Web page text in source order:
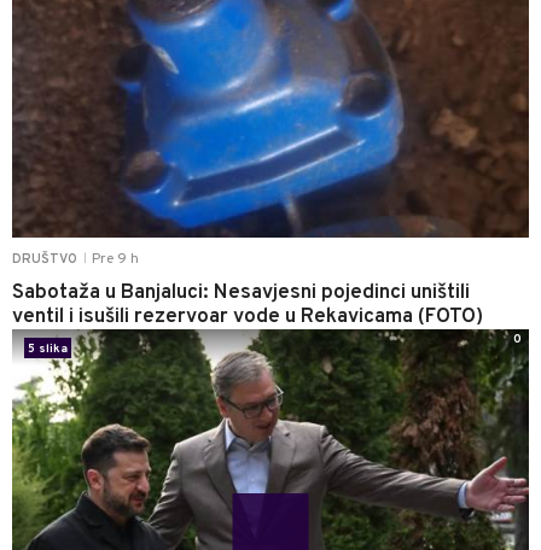
DRUŠTVO Pre 9 h
Sabotaža u Banjaluci: Nesavjesni pojedinci uništili
ventil i isušili rezervoar vode u Rekavicama (FOTO)
5 slika
0